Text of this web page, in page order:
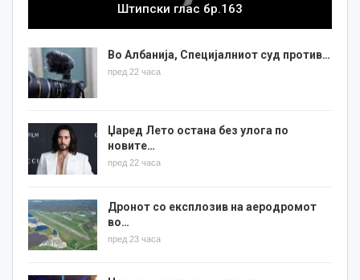
Штипски глас бр.163
Во Албанија, Специјалниот суд против…
пред 22 часа
Џаред Лето остана без улога по
новите…
пред 22 часа
Дронот со експлозив на аеродромот
во…
пред 23 часа